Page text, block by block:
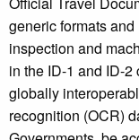
generic formats
inspection and
in the ID-1 and ID-
globally
recognition (OCR)